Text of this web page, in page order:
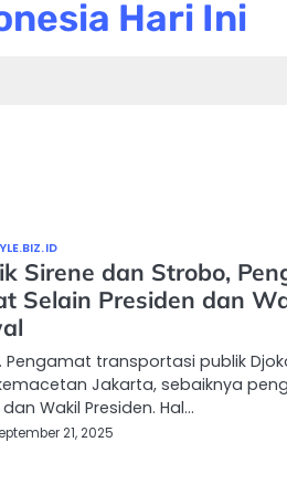
Hari Ini
Sirene dan Strobo,
Selain Presiden dan
Pengamat transportasi publik
Jakarta, sebaiknya
Wakil Presiden. Hal…
21, 2025